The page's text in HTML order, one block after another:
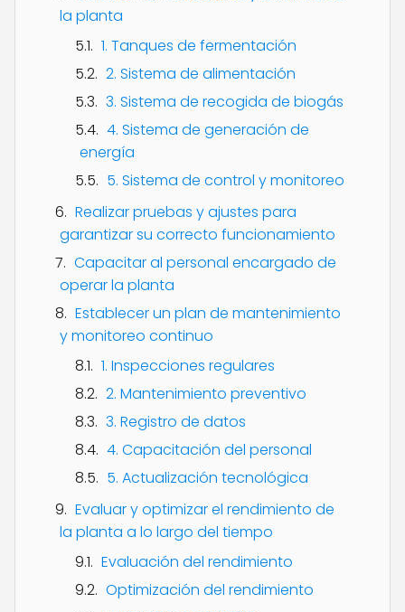
la planta
1. Tanques de fermentación
2. Sistema de alimentación
3. Sistema de recogida de biogás
4. Sistema de generación de
energía
5. Sistema de control y monitoreo
Realizar pruebas y ajustes para
garantizar su correcto funcionamiento
Capacitar al personal encargado de
operar la planta
Establecer un plan de mantenimiento
y monitoreo continuo
1. Inspecciones regulares
2. Mantenimiento preventivo
3. Registro de datos
4. Capacitación del personal
5. Actualización tecnológica
Evaluar y optimizar el rendimiento de
la planta a lo largo del tiempo
Evaluación del rendimiento
Optimización del rendimiento